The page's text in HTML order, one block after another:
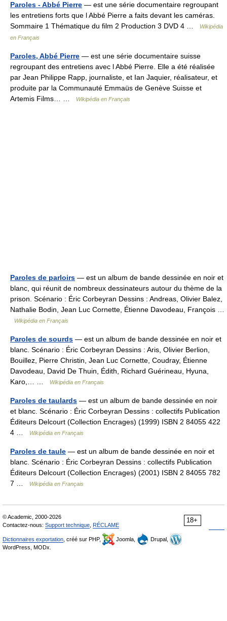
Paroles - Abbé Pierre — est une série documentaire regroupant
les entretiens forts que l Abbé Pierre a faits devant les caméras.
Sommaire 1 Thématique du film 2 Production 3 DVD 4 …
Wikipédia
en Français
Paroles, Abbé Pierre — est une série documentaire suisse
regroupant des entretiens avec l Abbé Pierre. Elle a été réalisée
par Jean Philippe Rapp, journaliste, et Ian Jaquier, réalisateur, et
produite par la Communauté Emmaüs de Genève Suisse et
Artemis Films… …
Wikipédia en Français
Paroles de parloirs — est un album de bande dessinée en noir et
blanc, qui réunit de nombreux dessinateurs autour du thème de la
prison. Scénario : Éric Corbeyran Dessins : Andreas, Olivier Balez,
Nathalie Bodin, Jean Luc Cornette, Étienne Davodeau, François …
Wikipédia en Français
Paroles de sourds — est un album de bande dessinée en noir et
blanc. Scénario : Éric Corbeyran Dessins : Aris, Olivier Berlion,
Bouillez, Pierre Christin, Jean Luc Cornette, Coudray, Étienne
Davodeau, David De Thuin, Édith, Richard Guérineau, Hyuna,
Karo,… …
Wikipédia en Français
Paroles de taulards — est un album de bande dessinée en noir
et blanc. Scénario : Éric Corbeyran Dessins : collectifs Publication
Éditeurs Delcourt (Collection Encrages) (1999) ISBN 2 84055 422
4 …
Wikipédia en Français
Paroles de taule — est un album de bande dessinée en noir et
blanc. Scénario : Éric Corbeyran Dessins : collectifs Publication
Éditeurs Delcourt (Collection Encrages) (2001) ISBN 2 84055 782
7 …
Wikipédia en Français
18+
© Academic, 2000-2026
Contactez-nous: Support technique RÉCLAME
Dictionnaires exportation , créé sur PHP, Joomla,
Drupal,
WordPress, MODx.